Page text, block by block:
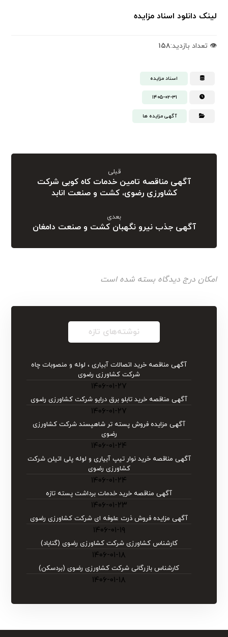
لینک دانلود اسناد مزایده
👁️ تعداد بازدید:۱۵۸
اسناد مزایده
۱۴۰۵-۰۲-۳۱
آگهی مزایده ها
قبلی
آگهی مناقصه تامین خدمات کاه کوبی شرکت
کشاورزی رضوی، کشت و صنعت انابد
بعدی
آگهی جذب نیرو نگهبان کشت و صنعت دامغان
امکان درج دیدگاه بسته شده است
نوشته‌های تازه
آگهی مناقصه خرید اتصالات آبیاری ، لوله و منصوبات چاه
شرکت کشاورزی رضوی
۱۴۰۶-۰۱-۲۷
آگهی مناقصه خرید تابلو برق درایو شركت كشاورزی رضوی
۱۴۰۶-۰۱-۲۷
آگهی مزایده فروش پسته تر شاهپسند شرکت کشاورزی
رضوی
۱۴۰۶-۰۱-۲۴
آگهی مناقصه خرید نوار تیپ آبیاری و لوله پلی اتیلن شركت
كشاورزی رضوی
۱۴۰۶-۰۱-۲۴
آگهی مناقصه خرید خدمات برداشت پسته تازه
۱۴۰۶-۰۱-۲۳
آگهی مزایده فروش ذرت علوفه ای شرکت کشاورزی رضوی
۱۴۰۶-۰۱-۱۹
کارشناس کشاورزی شرکت کشاورزی رضوی (گناباد)
۱۴۰۶-۰۱-۱۸
کارشناس بازرگانی شرکت کشاورزی رضوی (بردسکن)
۱۴۰۶-۰۱-۱۸